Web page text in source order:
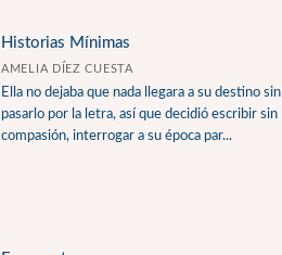
Historias Mínimas
AMELIA DÍEZ CUESTA
Ella no dejaba que nada llegara a su destino sin
pasarlo por la letra, así que decidió escribir sin
compasión, interrogar a su época par...